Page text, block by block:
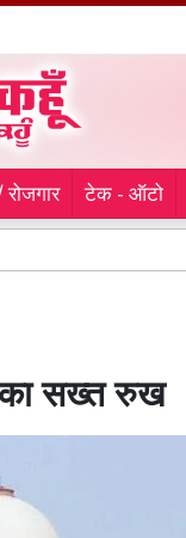
रोजगार टेक - ऑटो
का सख्त रुख